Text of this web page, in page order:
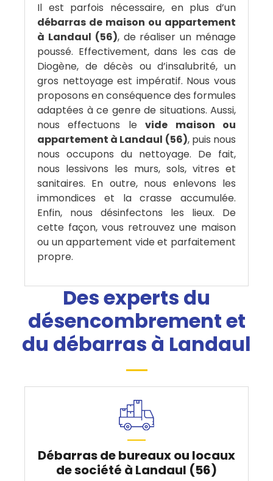
Il est parfois nécessaire, en plus d’un
débarras de maison ou appartement
à Landaul (56), de réaliser un ménage
poussé. Effectivement, dans les cas de
Diogène, de décès ou d’insalubrité, un
gros nettoyage est impératif. Nous vous
proposons en conséquence des formules
adaptées à ce genre de situations. Aussi,
nous effectuons levide maison ou
appartement à Landaul (56), puis nous
nous occupons du nettoyage. De fait,
nous lessivons les murs, sols, vitres et
sanitaires. En outre, nous enlevons les
immondices et la crasse accumulée.
Enfin, nous désinfectons les lieux. De
cette façon, vous retrouvez une maison
ou un appartement vide et parfaitement
propre.
Des experts du
désencombrement et
du débarras à Landaul
Débarras de bureaux ou locaux
de société à Landaul (56)